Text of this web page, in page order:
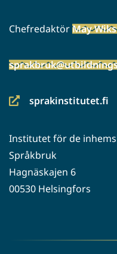
ChefredaktörMay
sprakinstitutet.fi
(siirryt
palveluun)
Institutet för de
Språkbruk
Hagnäskajen 6
00530 Helsingfors